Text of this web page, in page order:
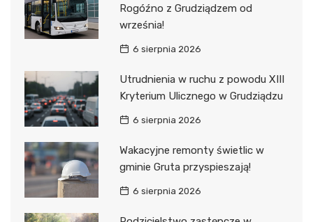
Rogóźno z Grudziądzem od
września!
6 sierpnia 2026
Utrudnienia w ruchu z powodu XIII
Kryterium Ulicznego w Grudziądzu
6 sierpnia 2026
Wakacyjne remonty świetlic w
gminie Gruta przyspieszają!
6 sierpnia 2026